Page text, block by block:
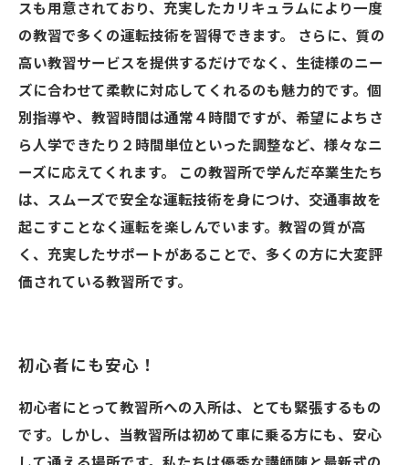
スも用意されており、充実したカリキュラムにより一度
の教習で多くの運転技術を習得できます。 さらに、質の
高い教習サービスを提供するだけでなく、生徒様のニー
ズに合わせて柔軟に対応してくれるのも魅力的です。個
別指導や、教習時間は通常４時間ですが、希望によちさ
ら人学できたり２時間単位といった調整など、様々なニ
ーズに応えてくれます。 この教習所で学んだ卒業生たち
は、スムーズで安全な運転技術を身につけ、交通事故を
起こすことなく運転を楽しんでいます。教習の質が高
く、充実したサポートがあることで、多くの方に大変評
価されている教習所です。
初心者にも安心！
初心者にとって教習所への入所は、とても緊張するもの
です。しかし、当教習所は初めて車に乗る方にも、安心